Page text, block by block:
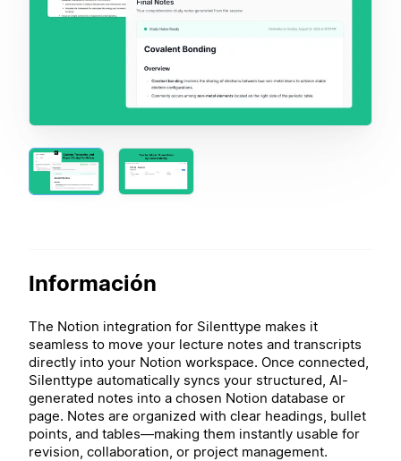
Información
The Notion integration for Silenttype makes it
seamless to move your lecture notes and transcripts
directly into your Notion workspace. Once connected,
Silenttype automatically syncs your structured, AI-
generated notes into a chosen Notion database or
page. Notes are organized with clear headings, bullet
points, and tables—making them instantly usable for
revision, collaboration, or project management.